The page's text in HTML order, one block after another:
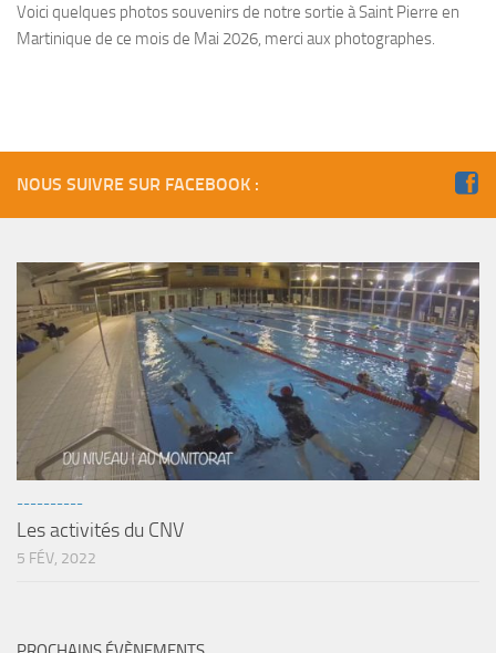
Formations
Initiateur
Moniteur Fédéral
Organisation
Responsables
Fosse
Sorties techniques
APNEE
SORTIES
Voici quelques photos souvenirs de notre sortie à Saint Pierre en
Martinique de ce mois de Mai 2026, merci aux photographes.
NOUS SUIVRE SUR FACEBOOK :
----------
Les activités du CNV
5 FÉV, 2022